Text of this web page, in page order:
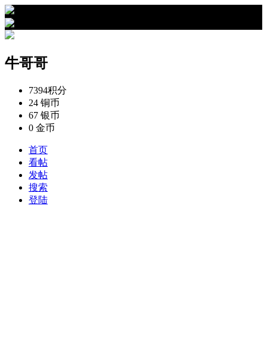
牛哥哥
7394积分
24 铜币
67 银币
0 金币
首页
看帖
发帖
搜索
登陆